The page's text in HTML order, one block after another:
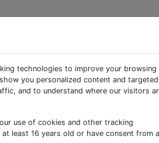
/
dans l'application Galaxy
technologies to improve your browsing
you personalized content and targeted
and to understand where our visitors
use of cookies and other tracking
least 16 years old or have consent from a